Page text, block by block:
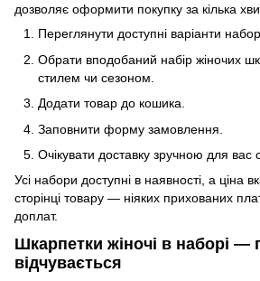
дозволяє оформити покупку за кілька
Переглянути доступні варіанти
Обрати вподобаний набір жіночих
стилем чи сезоном.
Додати товар до кошика.
Заповнити форму замовлення.
Очікувати доставку зручною для вас
Усі набори доступні в наявності, а ціна
сторінці товару — ніяких прихованих
доплат.
Шкарпетки жіночі в наборі —
відчувається